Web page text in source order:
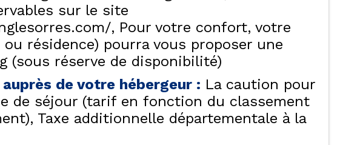
HÔTELS - CHAMBRES
D'HÔTES & SPA
VISUALISER LE PLAN DES
ORRES
sur le site
Pour votre confort, votre
ou résidence) pourra vous proposer une
(sous réserve de disponibilité)
de votre hébergeur : La caution pour
de séjour (tarif en fonction du classement
Taxe additionnelle départementale à la